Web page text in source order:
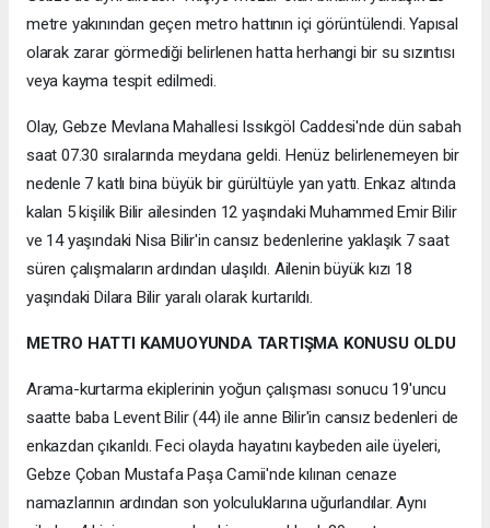
metre yakınından geçen metro hattının içi görüntülendi. Yapısal
olarak zarar görmediği belirlenen hatta herhangi bir su sızıntısı
veya kayma tespit edilmedi.
Olay, Gebze Mevlana Mahallesi Issıkgöl Caddesi'nde dün sabah
saat 07.30 sıralarında meydana geldi. Henüz belirlenemeyen bir
nedenle 7 katlı bina büyük bir gürültüyle yan yattı. Enkaz altında
kalan 5 kişilik Bilir ailesinden 12 yaşındaki Muhammed Emir Bilir
ve 14 yaşındaki Nisa Bilir'in cansız bedenlerine yaklaşık 7 saat
süren çalışmaların ardından ulaşıldı. Ailenin büyük kızı 18
yaşındaki Dilara Bilir yaralı olarak kurtarıldı.
METRO HATTI KAMUOYUNDA TARTIŞMA KONUSU OLDU
Arama-kurtarma ekiplerinin yoğun çalışması sonucu 19'uncu
saatte baba Levent Bilir (44) ile anne Bilir'in cansız bedenleri de
enkazdan çıkarıldı. Feci olayda hayatını kaybeden aile üyeleri,
Gebze Çoban Mustafa Paşa Camii'nde kılınan cenaze
namazlarının ardından son yolculuklarına uğurlandılar. Aynı